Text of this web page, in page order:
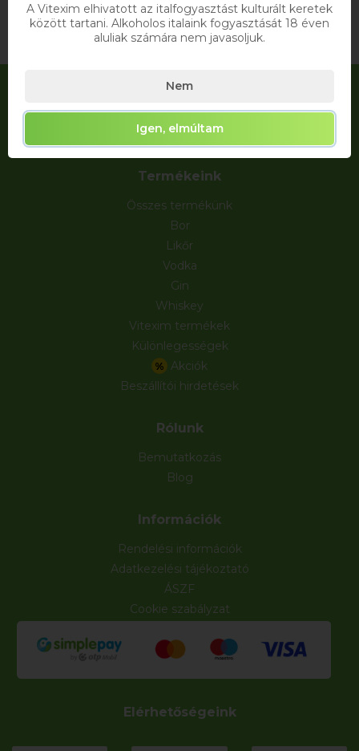
Termékeink
Összes termékünk
Bor
Likőr
Vodka
Gin
Whiskey
Vitexim termékek
Különlegességek
% Akciók
Beszállítói hirdetések
Rólunk
Bemutatkozás
Blog
Információk
Rendelési információk
Adatkezelési tájékoztató
ÁSZF
Cookie szabályzat
Elérhetőségeink
A Vitexim elhivatott az italfogyasztást kulturált keretek
között tartani. Alkoholos italaink fogyasztását 18 éven
aluliak számára nem javasoljuk.
Nem
Igen, elmúltam